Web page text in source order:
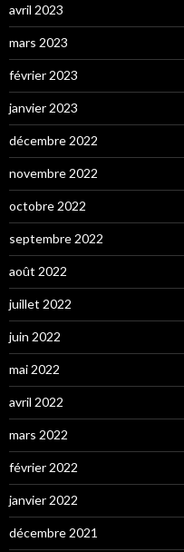
avril 2023
mars 2023
février 2023
janvier 2023
décembre 2022
novembre 2022
octobre 2022
septembre 2022
août 2022
juillet 2022
juin 2022
mai 2022
avril 2022
mars 2022
février 2022
janvier 2022
décembre 2021